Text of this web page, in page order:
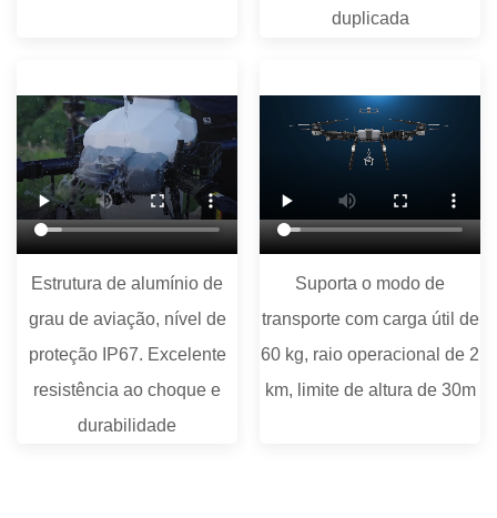
duplicada
Estrutura de alumínio de
grau de aviação, nível de
proteção IP67. Excelente
resistência ao choque e
durabilidade
Suporta o modo de
transporte com carga útil de
60 kg, raio operacional de 2
km, limite de altura de 30m